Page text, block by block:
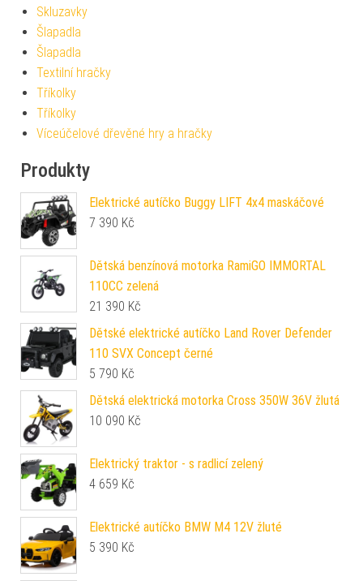
Skluzavky
Šlapadla
Šlapadla
Textilní hračky
Tříkolky
Tříkolky
Víceúčelové dřevěné hry a hračky
Produkty
Elektrické autíčko Buggy LIFT 4x4 maskáčové
7 390 Kč
Dětská benzínová motorka RamiGO IMMORTAL
110CC zelená
21 390 Kč
Dětské elektrické autíčko Land Rover Defender
110 SVX Concept černé
5 790 Kč
Dětská elektrická motorka Cross 350W 36V žlutá
10 090 Kč
Elektrický traktor - s radlicí zelený
4 659 Kč
Elektrické autíčko BMW M4 12V žluté
5 390 Kč